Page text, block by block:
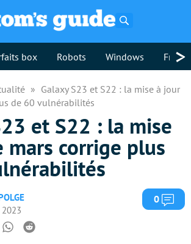
box Robots Windows >
Galaxy S23 et S22 : la mise à jour
de 60 vulnérabilités
et S22 : la mise
mars corrige plus
2023
0
Whatsapp
Reddit